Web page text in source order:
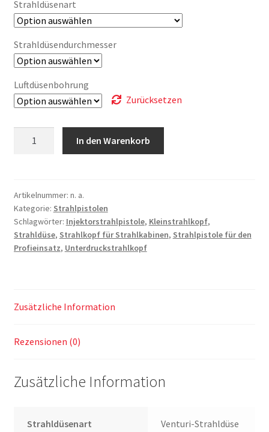
Strahldüsenart
Strahldüsendurchmesser
Luftdüsenbohrung
Zurücksetzen
Menge
In den Warenkorb
Artikelnummer: n. a.
Kategorie: Strahlpistolen
Schlagwörter: Injektorstrahlpistole, Kleinstrahlkopf,
Strahldüse, Strahlkopf für Strahlkabinen, Strahlpistole für den
Profieinsatz, Unterdruckstrahlkopf
Zusätzliche Information
Rezensionen (0)
Zusätzliche Information
Strahldüsenart
Venturi-Strahldüse